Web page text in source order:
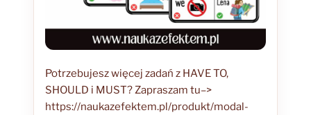
Potrzebujesz więcej zadań z HAVE TO,
SHOULD i MUST? Zapraszam tu–>
https://naukazefektem.pl/produkt/modal-